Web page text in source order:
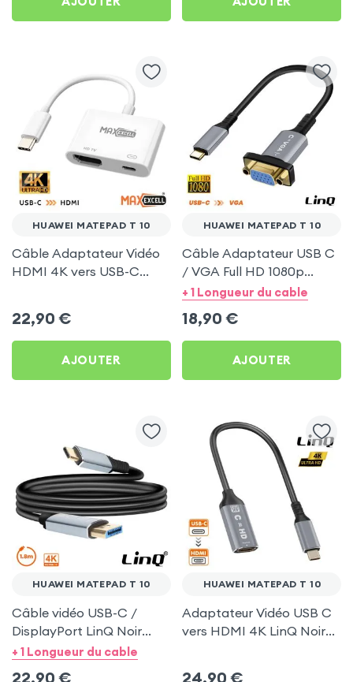
HUAWEI MATEPAD T 10
Câble Adaptateur Vidéo
HDMI 4K vers USB-C
22,90 €
AJOUTER
HUAWEI MATEPAD T 10
Câble Adaptateur USB C
/ VGA Full HD 1080p
20cm - LinQ pour Huawei
+ 1 Longueur du cable
18,90 €
AJOUTER
HUAWEI MATEPAD T 10
Câble vidéo USB-C /
DisplayPort LinQ Noir
1.8m pour Huawei
+ 1 Longueur du cable
22,90 €
HUAWEI MATEPAD T 10
Adaptateur Vidéo USB C
vers HDMI 4K LinQ Noir
24,90 €